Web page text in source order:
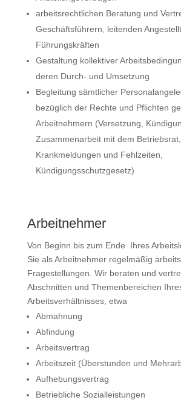
arbeitsrechtlichen Beratung und
Geschäftsführern, leitenden
Führungskräften
Gestaltung kollektiver
deren Durch- und Umsetzung
Begleitung sämtlicher
bezüglich der Rechte und Pflichten
Arbeitnehmern (Versetzung,
Zusammenarbeit mit dem
Krankmeldungen und Fehlzeiten,
Kündigungsschutzgesetz)
Arbeitnehmer
Von Beginn bis zum Ende Ihres
Sie als Arbeitnehmer regelmäßig
Fragestellungen. Wir beraten und
Abschnitten und Themenbereichen
Arbeitsverhältnisses, etwa
Abmahnung
Abfindung
Arbeitsvertrag
Arbeitszeit (Überstunden und
Aufhebungsvertrag
Betriebliche Sozialleistungen